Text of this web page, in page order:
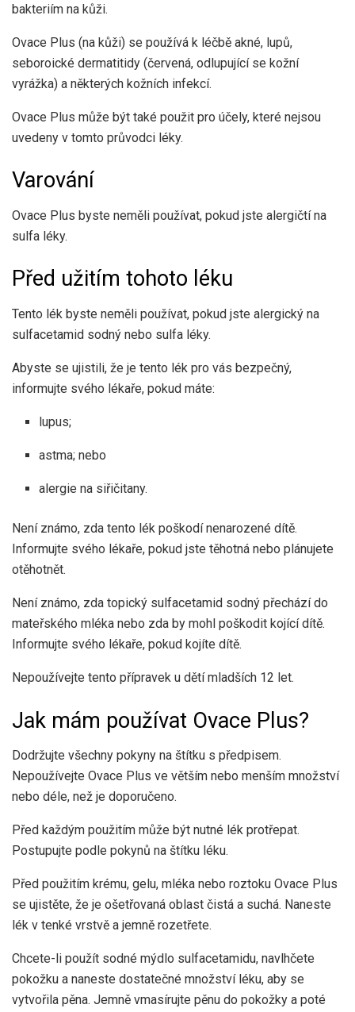
bakteriím na kůži.
Ovace Plus (na kůži) se používá k léčbě akné, lupů,
seboroické dermatitidy (červená, odlupující se kožní
vyrážka) a některých kožních infekcí.
Ovace Plus může být také použit pro účely, které nejsou
uvedeny v tomto průvodci léky.
Varování
Ovace Plus byste neměli používat, pokud jste alergičtí na
sulfa léky.
Před užitím tohoto léku
Tento lék byste neměli používat, pokud jste alergický na
sulfacetamid sodný nebo sulfa léky.
Abyste se ujistili, že je tento lék pro vás bezpečný,
informujte svého lékaře, pokud máte:
lupus;
astma; nebo
alergie na siřičitany.
Není známo, zda tento lék poškodí nenarozené dítě.
Informujte svého lékaře, pokud jste těhotná nebo plánujete
otěhotnět.
Není známo, zda topický sulfacetamid sodný přechází do
mateřského mléka nebo zda by mohl poškodit kojící dítě.
Informujte svého lékaře, pokud kojíte dítě.
Nepoužívejte tento přípravek u dětí mladších 12 let.
Jak mám používat Ovace Plus?
Dodržujte všechny pokyny na štítku s předpisem.
Nepoužívejte Ovace Plus ve větším nebo menším množství
nebo déle, než je doporučeno.
Před každým použitím může být nutné lék protřepat.
Postupujte podle pokynů na štítku léku.
Před použitím krému, gelu, mléka nebo roztoku Ovace Plus
se ujistěte, že je ošetřovaná oblast čistá a suchá. Naneste
lék v tenké vrstvě a jemně rozetřete.
Chcete-li použít sodné mýdlo sulfacetamidu, navlhčete
pokožku a naneste dostatečné množství léku, aby se
vytvořila pěna. Jemně vmasírujte pěnu do pokožky a poté